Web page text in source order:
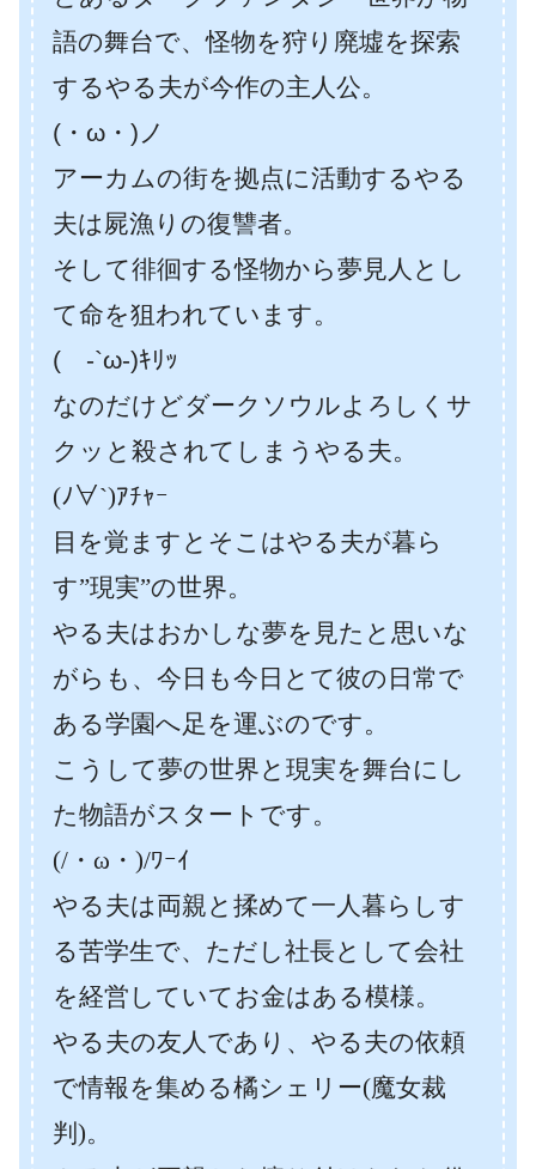
語の舞台で、怪物を狩り廃墟を探索
するやる夫が今作の主人公。
(・ω・)ノ
アーカムの街を拠点に活動するやる
夫は屍漁りの復讐者。
そして徘徊する怪物から夢見人とし
て命を狙われています。
( -`ω-)ｷﾘｯ
なのだけどダークソウルよろしくサ
クッと殺されてしまうやる夫。
(ﾉ∀`)ｱﾁｬｰ
目を覚ますとそこはやる夫が暮ら
す”現実”の世界。
やる夫はおかしな夢を見たと思いな
がらも、今日も今日とて彼の日常で
ある学園へ足を運ぶのです。
こうして夢の世界と現実を舞台にし
た物語がスタートです。
(/・ω・)/ﾜｰｲ
やる夫は両親と揉めて一人暮らしす
る苦学生で、ただし社長として会社
を経営していてお金はある模様。
やる夫の友人であり、やる夫の依頼
で情報を集める橘シェリー(魔女裁
判)。